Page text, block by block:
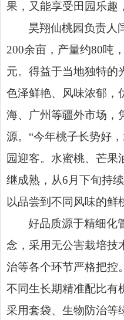
果，又能享受田园乐趣
昊翔仙桃园负责人
200余亩，产量约80吨
元。得益于当地独特的
色泽鲜艳、风味浓郁，
海、广州等疆外市场，
源。“今年桃子长势好
园迎客。水蜜桃、芒果
继成熟，从6月下旬持
以品尝到不同风味的鲜
好品质源于精细化
念，采用无公害栽培技
治等各个环节严格把控
不同生长期精准配比有
采用套袋、生物防治等